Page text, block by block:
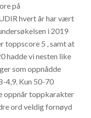
på
hvert år har vært
i 2019
toppscore 5 , samt at
hadde vi nesten like
som oppnådde
4,9. Kun 50-70
oppnår toppkarakter
ord veldig fornøyd